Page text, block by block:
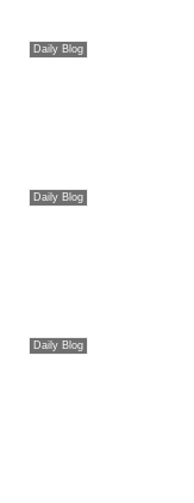
Daily Blog
Daily Blog
Daily Blog